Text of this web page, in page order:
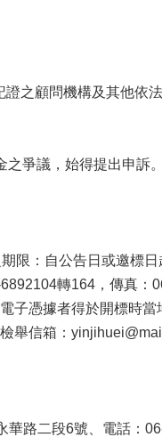
之顧問機構及其他依
爭議，始得提出申訴。
限：自公告日或邀標
轉164，傳真
憑據者得於開標時
信箱：
路二段6號、電話：